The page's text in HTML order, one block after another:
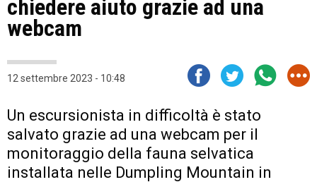
chiedere aiuto grazie ad una
webcam
12 settembre 2023 - 10:48
Un escursionista in difficoltà è stato
salvato grazie ad una webcam per il
monitoraggio della fauna selvatica
installata nelle Dumpling Mountain in